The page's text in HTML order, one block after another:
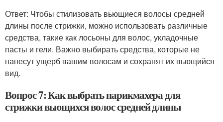
Ответ: Чтобы стилизовать вьющиеся волосы средней
длины после стрижки, можно использовать различные
средства, такие как лосьоны для волос, укладочные
пасты и гели. Важно выбирать средства, которые не
нанесут ущерб вашим волосам и сохранят их вьющийся
вид.
Вопрос 7: Как выбрать парикмахера для
стрижки вьющихся волос средней длины